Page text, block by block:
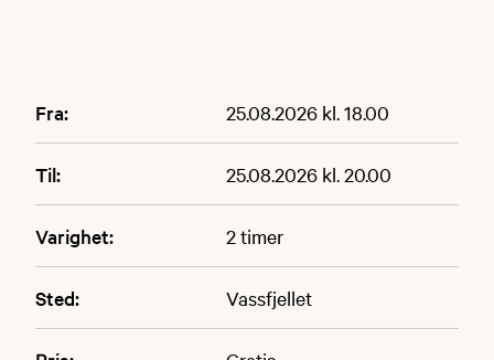
Fra: 25.08.2026 kl. 18.00
Til: 25.08.2026 kl. 20.00
Varighet: 2 timer
Sted: Vassfjellet